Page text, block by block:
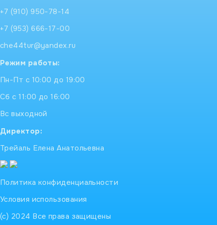
+7 (910) 950-78-14
+7 (953) 666-17-00
che44tur@yandex.ru
Режим работы:
Пн-Пт с 10:00 до 19:00
Сб с 11:00 до 16:00
Вс выходной
Директор:
Трейаль Елена Анатольевна
Политика конфиденциальности
Условия использования
(с) 2024 Все права защищены